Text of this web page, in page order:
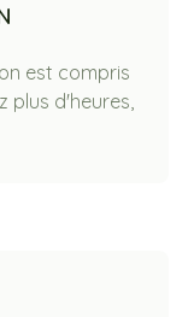
est compris
plus d'heures,